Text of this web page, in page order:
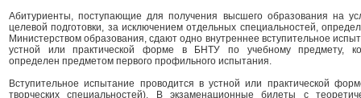
Абитуриенты, поступающие для получения высшего образования на
целевой подготовки, за исключением отдельных специальностей,
Министерством образования, сдают одно внутреннее вступительное
устной или практической форме в БНТУ по учебному предмету,
определен предметом первого профильного испытания.
Вступительное испытание проводится в устной или практической
творческих специальностей). В экзаменационные билеты с